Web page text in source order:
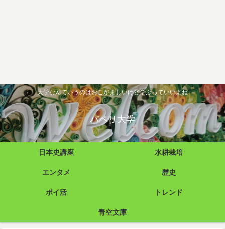
大学なんていうのはおこがましいけど学ぶっていいよね
パペリ大学
日本史講座 水耕栽培
エンタメ 歴史
ポイ活 トレンド
青空文庫